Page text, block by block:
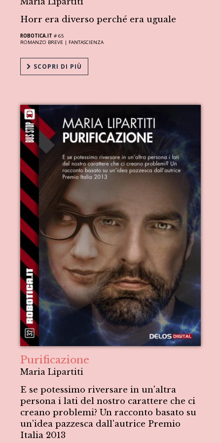
Horr era diverso perché era uguale
ROBOTICA.IT # 65
ROMANZO BREVE | FANTASCIENZA
SCOPRI DI PIÙ
Purificazione
Maria Lipartiti
E se potessimo riversare in un'altra
persona i lati del nostro carattere che ci
creano problemi? Un racconto basato su
un'idea pazzesca dall'autrice Premio
Italia 2013